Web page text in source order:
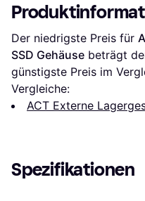
Der niedrigste Preis für
SSD Gehäuse beträgt
günstigste Preis im
Vergleiche:
ACT Externe
Spezifikationen